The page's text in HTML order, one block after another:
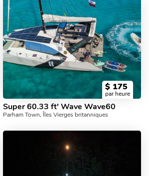
$ 175
par heure
Super 60.33 ft' Wave Wave60
Parham Town, Îles Vierges britanniques